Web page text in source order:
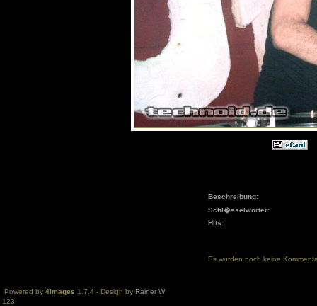
Beschreibung:
Schl�sselwörter:
Hits:
Es wurden noch keine
Powered by 4images 1.7.4 - Design by Rainer W
123